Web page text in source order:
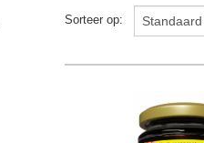
Sorteer op: